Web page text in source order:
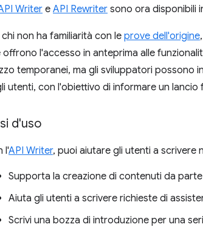
Writer e API Rewriter sono ora disponibili
chi non ha familiarità con le prove dell'origine
offrono l'accesso in anteprima alle
temporanei, ma gli sviluppatori possono
utenti, con l'obiettivo di informare un lancio
d'uso
l'API Writer, puoi aiutare gli utenti a scrivere
Supporta la creazione di contenuti da
Aiuta gli utenti a scrivere richieste di
Scrivi una bozza di introduzione per una